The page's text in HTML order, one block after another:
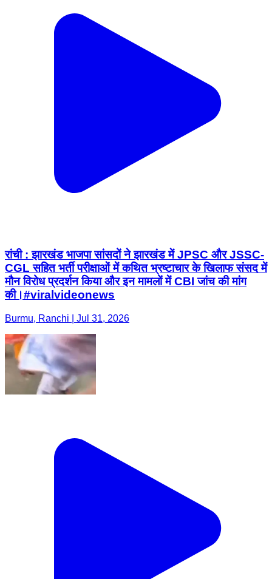
रांची : झारखंड भाजपा सांसदों ने झारखंड में JPSC और JSSC-
CGL सहित भर्ती परीक्षाओं में कथित भ्रष्टाचार के खिलाफ संसद में
मौन विरोध प्रदर्शन किया और इन मामलों में CBI जांच की मांग
की।#viralvideonews
Burmu, Ranchi | Jul 31, 2026